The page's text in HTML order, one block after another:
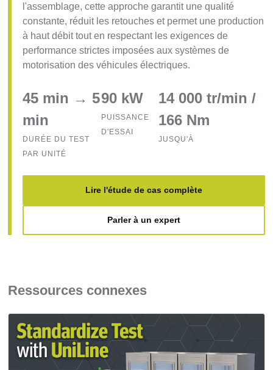
l'assemblage, cette approche garantit une qualité
constante, réduit les retouches et permet une production
à haut débit tout en respectant les exigences de
performance strictes imposées aux systèmes de
motorisation des véhicules électriques.
45 min → 5
min
DURÉE DU TEST
PAR UNITÉ
90 kW
PUISSANCE
D'ESSAI
14 000 tr/min /
166 Nm
JUSQU'À
Lire l'étude de cas complète
Parler à un expert
Ressources connexes